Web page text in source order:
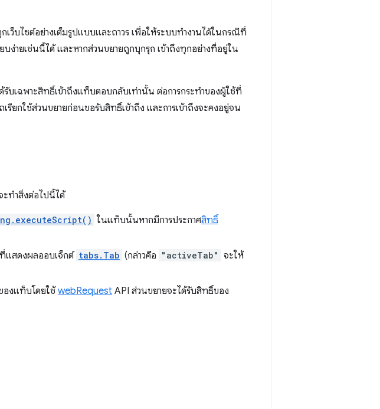
เว็บไซต์อย่างเต็มรูปแบบและถาวร เพื่อให้ระบบทำงานได้ในกรณีที่
บง่ายเช่นนี้ได้ และหากส่วนขยายถูกบุกรุก เข้าถึงทุกอย่างที่อยู่ใน
รับเฉพาะสิทธิ์เข้าถึงแท็บตอบกลับเท่านั้น ต่อการกระทำของผู้ใช้ที่
รียกใช้ส่วนขยายก่อนขอรับสิทธิ์เข้าถึง และการเข้าถึงจะคงอยู่จน
ทำสิ่งต่อไปนี้ได้
ในแท็บนั้นหากมีการประกาศสิทธิ์
แสดงผลออบเจ็กต์ tabs.Tab (กล่าวคือ "activeTab" จะให้
องแท็บโดยใช้ webRequest API ส่วนขยายจะได้รับสิทธิ์ของ